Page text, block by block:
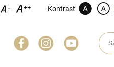
Kontrast: